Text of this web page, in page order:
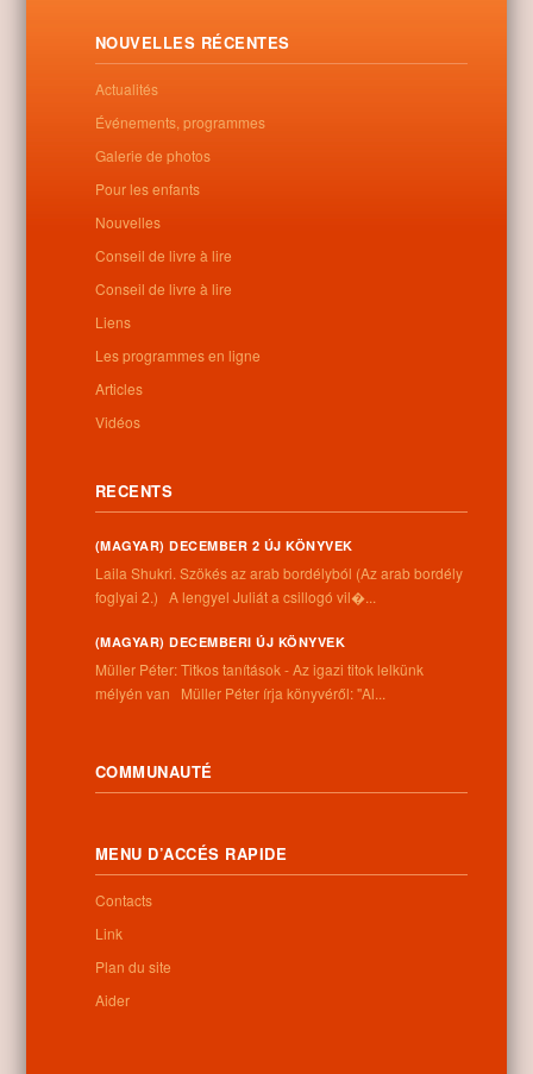
Related Posts
No related posts found
Categories:
Information
Adresse:
4262 Nyíracsád, Kassai u. 4.
+36 52 206 031
Horaires:
Lundi: 9:00-12:00 13:00-16:30
Jeudi: 9:00-12:00 13:00-16:30
Vendredi: 9:00-12:00 13:00-16:30
Newsletter
NOUVELLES RÉCENTES
Actualités
Événements, programmes
Galerie de photos
Pour les enfants
Nouvelles
Conseil de livre à lire
Conseil de livre à lire
Liens
Les programmes en ligne
Articles
Vidéos
RECENTS
(MAGYAR) DECEMBER 2 ÚJ KÖNYVEK
Laila Shukri. Szökés ​az arab bordélyból (Az arab bordély
foglyai 2.) A lengyel Juliát a csillogó vil�...
(MAGYAR) DECEMBERI ÚJ KÖNYVEK
Müller Péter: Titkos tanítások - Az igazi titok lelkünk
mélyén van Müller Péter írja könyvéről: "Al...
COMMUNAUTÉ
MENU D’ACCÉS RAPIDE
Contacts
Link
Plan du site
Aider